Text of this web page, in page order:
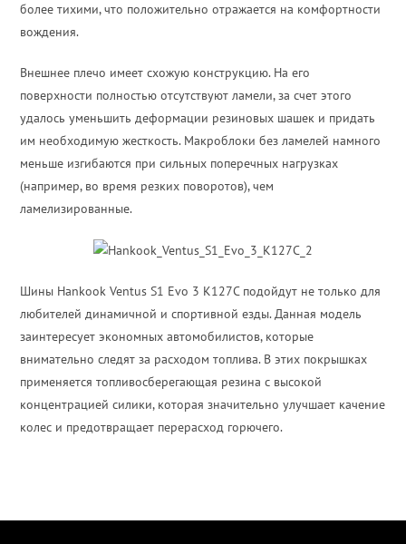
более тихими, что положительно отражается на комфортности
вождения.
Внешнее плечо имеет схожую конструкцию. На его
поверхности полностью отсутствуют ламели, за счет этого
удалось уменьшить деформации резиновых шашек и придать
им необходимую жесткость. Макроблоки без ламелей намного
меньше изгибаются при сильных поперечных нагрузках
(например, во время резких поворотов), чем
ламелизированные.
Шины Hankook Ventus S1 Evo 3 K127C подойдут не только для
любителей динамичной и спортивной езды. Данная модель
заинтересует экономных автомобилистов, которые
внимательно следят за расходом топлива. В этих покрышках
применяется топливосберегающая резина с высокой
концентрацией силики, которая значительно улучшает качение
колес и предотвращает перерасход горючего.